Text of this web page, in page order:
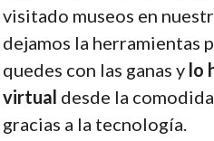
visitado museos en
dejamos la herramientas
quedes con las ganas y lo
virtual desde la
gracias a la tecnología.